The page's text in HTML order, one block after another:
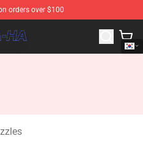
orders over $100
Merchandise Shop